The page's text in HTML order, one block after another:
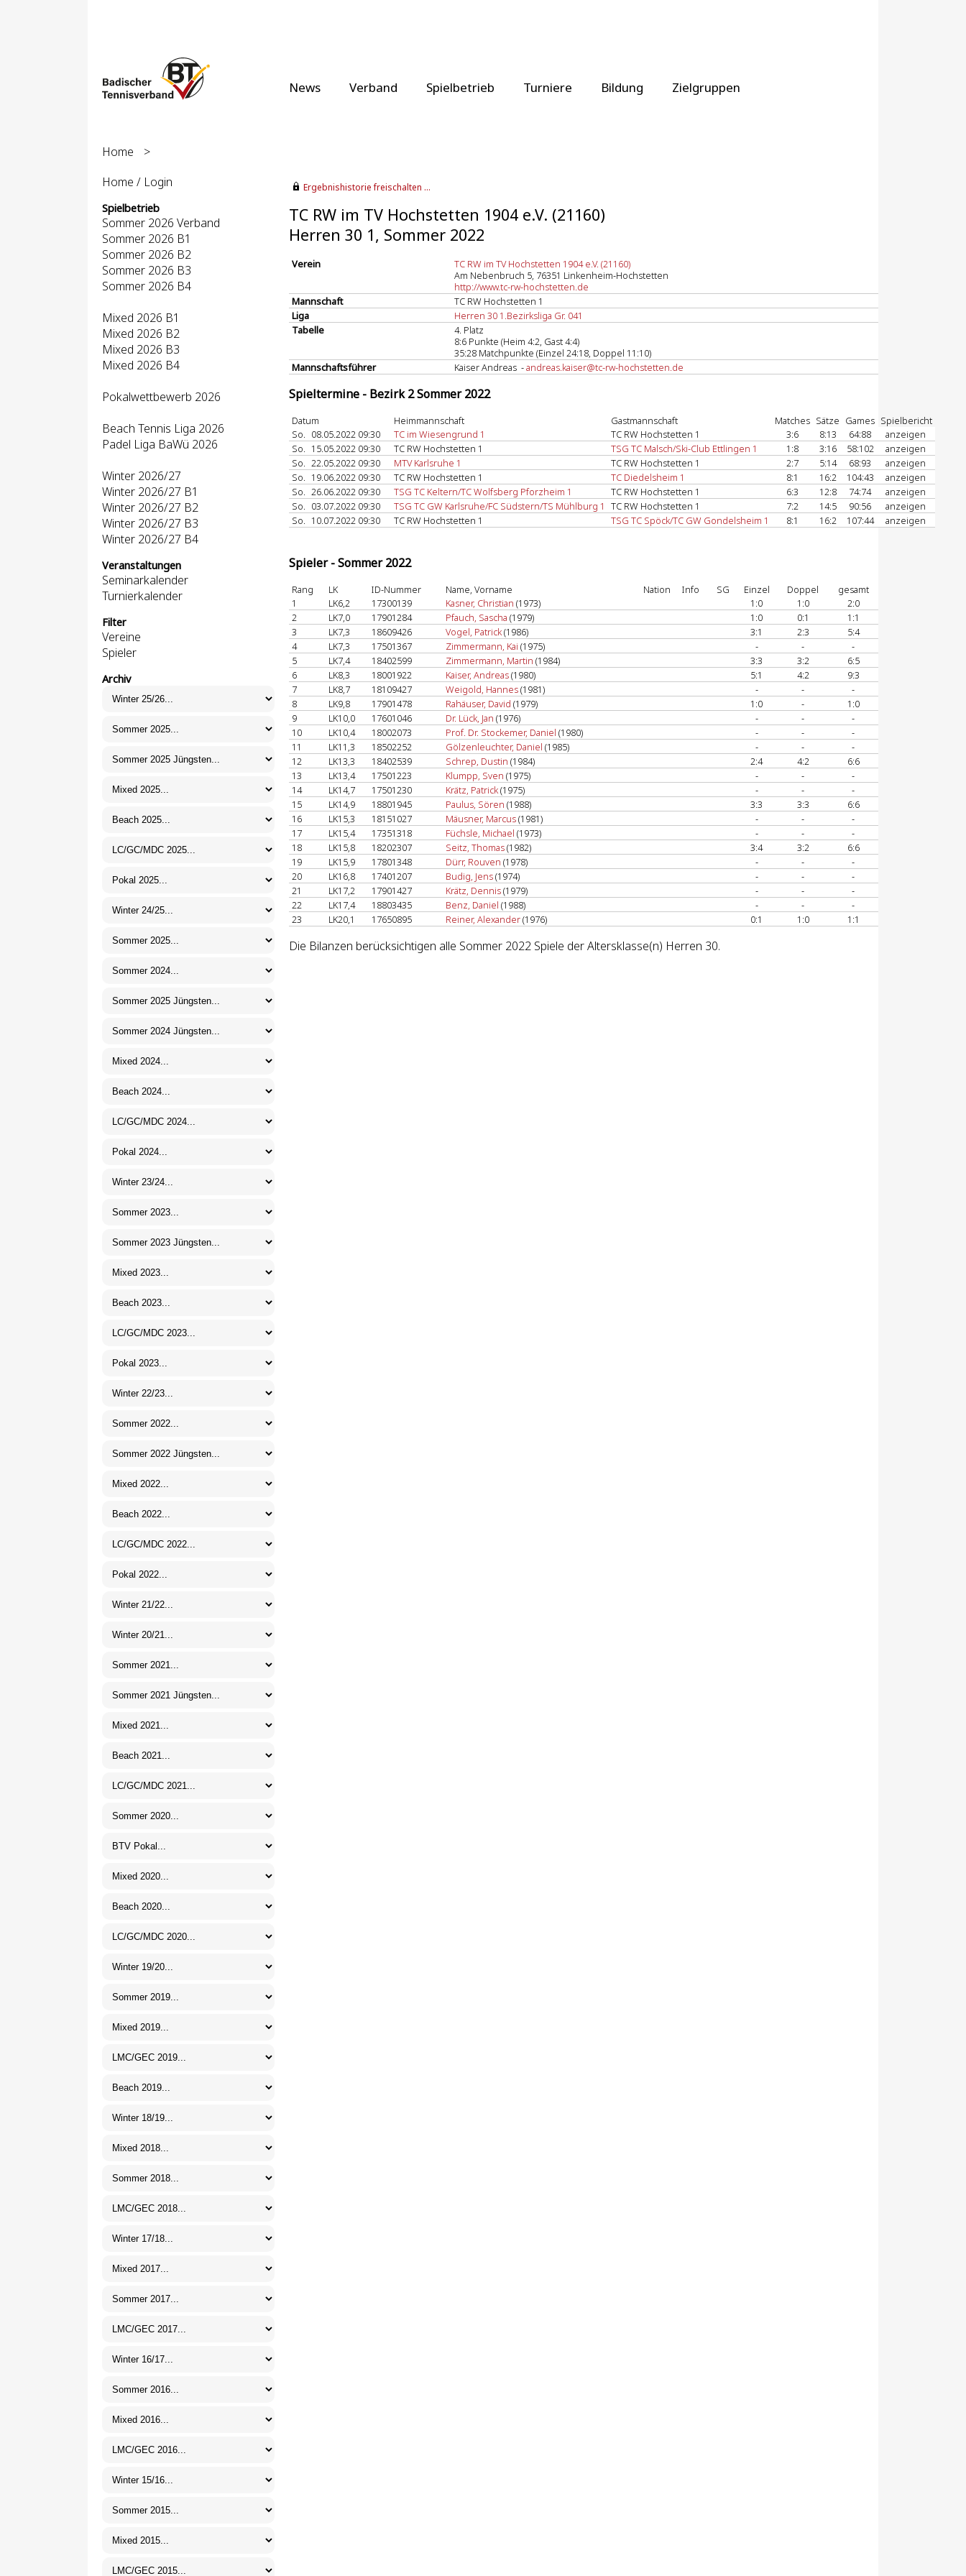
News Verband Spielbetrieb Turniere Bildung Zielgruppen
Home
>
Home / Login
Spielbetrieb
Sommer 2026 Verband
Sommer 2026 B1
Sommer 2026 B2
Sommer 2026 B3
Sommer 2026 B4
Mixed 2026 B1
Mixed 2026 B2
Mixed 2026 B3
Mixed 2026 B4
Pokalwettbewerb 2026
Beach Tennis Liga 2026
Padel Liga BaWü 2026
Winter 2026/27
Winter 2026/27 B1
Winter 2026/27 B2
Winter 2026/27 B3
Winter 2026/27 B4
Veranstaltungen
Seminarkalender
Turnierkalender
Filter
Vereine
Spieler
Archiv
Ergebnishistorie freischalten ...
TC RW im TV Hochstetten 1904 e.V. (21160)
Herren 30 1, Sommer 2022
Verein
TC RW im TV Hochstetten 1904 e.V. (21160)
Am Nebenbruch 5, 76351 Linkenheim-Hochstetten
http://www.tc-rw-hochstetten.de
Mannschaft
TC RW Hochstetten 1
Liga
Herren 30 1.Bezirksliga Gr. 041
Tabelle
4. Platz
8:6 Punkte (Heim 4:2, Gast 4:4)
35:28 Matchpunkte (Einzel 24:18, Doppel 11:10)
Mannschaftsführer
Kaiser Andreas -andreas.kaiser@tc-rw-hochstetten.de
Spieltermine - Bezirk 2 Sommer 2022
Datum Heimmannschaft Gastmannschaft Matches Sätze Games Spielbericht
So. 08.05.2022 09:30 TC im Wiesengrund 1 TC RW Hochstetten 1 3:6 8:13 64:88
anzeigen
So. 15.05.2022 09:30 TC RW Hochstetten 1 TSG TC Malsch/Ski-Club Ettlingen 1 1:8 3:16 58:102
anzeigen
So. 22.05.2022 09:30 MTV Karlsruhe 1 TC RW Hochstetten 1 2:7 5:14 68:93
anzeigen
So. 19.06.2022 09:30 TC RW Hochstetten 1 TC Diedelsheim 1 8:1 16:2 104:43
anzeigen
So. 26.06.2022 09:30 TSG TC Keltern/TC Wolfsberg Pforzheim 1 TC RW Hochstetten 1 6:3 12:8 74:74
anzeigen
So. 03.07.2022 09:30 TSG TC GW Karlsruhe/FC Südstern/TS Mühlburg 1 TC RW Hochstetten 1 7:2 14:5 90:56
anzeigen
So. 10.07.2022 09:30 TC RW Hochstetten 1 TSG TC Spöck/TC GW Gondelsheim 1 8:1 16:2 107:44 anzeigen
Spieler - Sommer 2022
Rang LK ID-Nummer Name, Vorname Nation Info SG Einzel Doppel
gesamt
1
LK6,2 17300139 Kasner, Christian (1973) 1:0 1:0
2:0
2
LK7,0 17901284 Pfauch, Sascha (1979) 1:0 0:1
1:1
3
LK7,3 18609426 Vogel, Patrick(1986) 3:1 2:3
5:4
4
LK7,3 17501367 Zimmermann, Kai (1975) - -
-
5
LK7,4 18402599 Zimmermann, Martin (1984) 3:3 3:2
6:5
6
LK8,3 18001922 Kaiser, Andreas(1980) 5:1 4:2
9:3
7
LK8,7 18109427 Weigold, Hannes(1981) - -
-
8
LK9,8 17901478 Rahäuser, David (1979) 1:0 -
1:0
9
LK10,0 17601046 Dr. Lück, Jan (1976) - -
-
10
LK10,4 18002073 Prof. Dr. Stockemer, Daniel (1980) - -
-
11
LK11,3 18502252 Gölzenleuchter, Daniel (1985) - -
-
12
LK13,3 18402539 Schrep, Dustin (1984) 2:4 4:2
6:6
13
LK13,4 17501223 Klumpp, Sven (1975) - -
-
14
LK14,7 17501230 Krätz, Patrick(1975) - -
-
15
LK14,9 18801945 Paulus, Sören (1988) 3:3 3:3
6:6
16
LK15,3 18151027 Mäusner, Marcus(1981) - -
-
17
LK15,4 17351318 Füchsle, Michael (1973) - -
-
18
LK15,8 18202307 Seitz, Thomas(1982) 3:4 3:2
6:6
19
LK15,9 17801348 Dürr, Rouven (1978) - -
-
20
LK16,8 17401207 Budig, Jens(1974) - -
-
21
LK17,2 17901427 Krätz, Dennis(1979) - -
-
22
LK17,4 18803435 Benz, Daniel (1988) - -
-
23
LK20,1 17650895 Reiner, Alexander(1976) 0:1 1:0 1:1
Die Bilanzen berücksichtigen alle Sommer 2022 Spiele der Altersklasse(n) Herren 30.